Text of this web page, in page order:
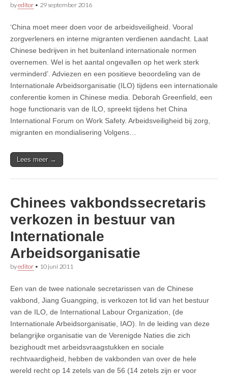
byeditor • 29 september 2016
‘China moet meer doen voor de arbeidsveiligheid. Vooral
zorgverleners en interne migranten verdienen aandacht. Laat
Chinese bedrijven in het buitenland internationale normen
overnemen. Wel is het aantal ongevallen op het werk sterk
verminderd’. Adviezen en een positieve beoordeling van de
Internationale Arbeidsorganisatie (ILO) tijdens een internationale
conferentie komen in Chinese media. Deborah Greenfield, een
hoge functionaris van de ILO, spreekt tijdens het China
International Forum on Work Safety. Arbeidsveiligheid bij zorg,
migranten en mondialisering Volgens…
Lees meer →
Chinees vakbondssecretaris
verkozen in bestuur van
Internationale
Arbeidsorganisatie
byeditor • 10 juni 2011
Een van de twee nationale secretarissen van de Chinese
vakbond, Jiang Guangping, is verkozen tot lid van het bestuur
van de ILO, de International Labour Organization, (de
Internationale Arbeidsorganisatie, IAO). In de leiding van deze
belangrijke organisatie van de Verenigde Naties die zich
bezighoudt met arbeidsvraagstukken en sociale
rechtvaardigheid, hebben de vakbonden van over de hele
wereld recht op 14 zetels van de 56 (14 zetels zijn er voor